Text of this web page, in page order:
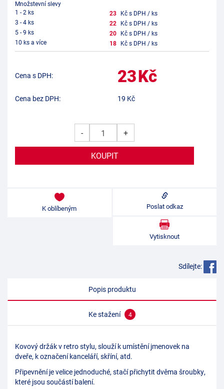
Množstevní slevy
1 - 2 ks
23 Kč s DPH / ks
3 - 4 ks
22 Kč s DPH / ks
5 - 9 ks
20 Kč s DPH / ks
10 ks a více
18 Kč s DPH / ks
Cena s DPH: 23Kč
Cena bez DPH: 19 Kč
- +
K oblíbeným Poslat odkaz
Vytisknout
Sdílejte:
Popis produktu
Ke stažení 4
Kovový držák v retro stylu, slouží k umístění jmenovek na
dveře, k označení kanceláří, skříní, atd.
Připevnění je velice jednoduché, stačí přichytit dvěma šroubky,
které jsou součástí balení.